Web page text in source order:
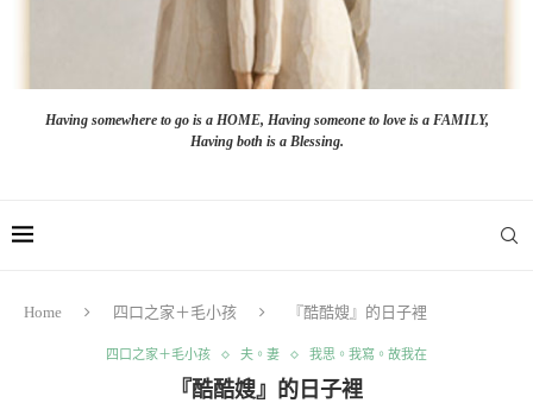
Having somewhere to go is a HOME, Having someone to love is a FAMILY,
Having both is a Blessing.
Home 四口之家＋毛小孩 『酷酷嫂』的日子裡
四口之家＋毛小孩 夫。妻 我思。我寫。故我在
『酷酷嫂』的日子裡